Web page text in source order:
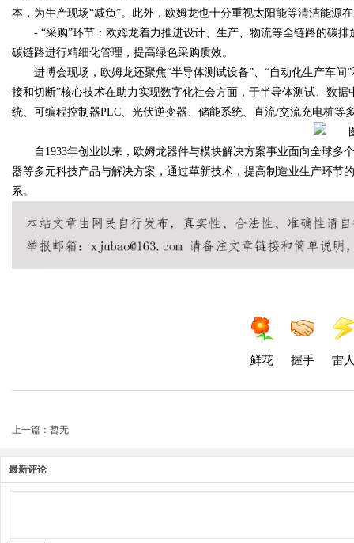
本，为⽣产现场“减负”。此外，欧姆⻰也⼗分重视太阳能等清洁能源
- “采购”环节：欧姆龙着力推进设计、生产、物流等全链路的碳
碳链路进行精细化管理，提高绿色采购质效。
进博会现场，欧姆龙还聚焦“半导体测试设备”、“自动化生产车
接和切断”核心技术在助力实现数字化社会方面，于半导体测试、数
统、可编程控制器PLC、光伏逆变器、储能系统、直流/交流充电桩等
自1933年创业以来，欧姆龙器件与模块解决方案事业面向全球
器等多元科技产品与解决方案，通过革新技术，提高制造业生产环节
系。
鲜花 握手 雷
上一篇：暂无
最新评论